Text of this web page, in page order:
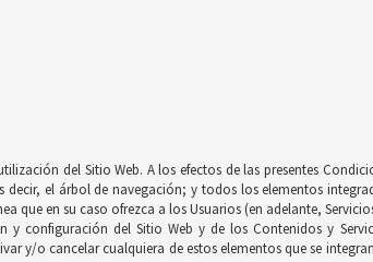
del Sitio Web. A los efectos de las presentes
el árbol de navegación; y todos los elementos
que en su caso ofrezca a los Usuarios (en adelante,
configuración del Sitio Web y de los Contenidos y
y/o cancelar cualquiera de estos elementos que se